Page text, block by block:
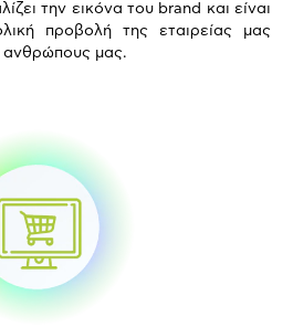
την εικόνα του brand και είναι
προβολή της εταιρείας μας
ανθρώπους μας.